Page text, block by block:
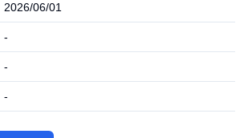
2026/06/01
-
-
-